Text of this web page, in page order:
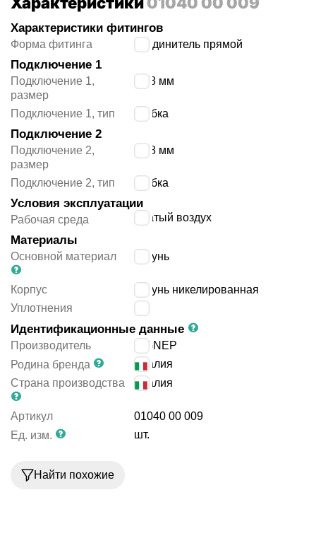
Характеристики фитингов
Форма фитинга соединитель прямой
Подключение 1
Подключение 1,
размер
10/8 мм
Подключение 1, тип трубка
Подключение 2
Подключение 2,
размер
10/8 мм
Подключение 2, тип трубка
Условия эксплуатации
Рабочая среда сжатый воздух
Материалы
Основной материал латунь
Корпус
латунь никелированная
Уплотнения
Идентификационные данные
Производитель
AIGNEP
Родина бренда
Италия
Страна производства
Италия
Артикул
01040 00 009
Ед. изм.
шт.
Найти похожие